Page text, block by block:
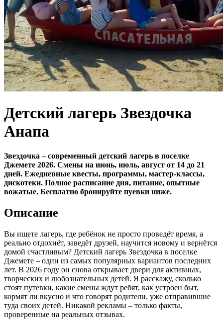
Детский лагерь Звездочка
Анапа
Звездочка – современный детский лагерь в поселке
Джемете 2026. Смены на июнь, июль, август от 14 до 21
дней. Ежедневные квесты, программы, мастер-классы,
дискотеки. Полное расписание дня, питание, опытные
вожатые. Бесплатно бронируйте пуевки ниже.
Описание
Вы ищете лагерь, где ребёнок не просто проведёт время, а
реально отдохнёт, заведёт друзей, научится новому и вернётся
домой счастливым? Детский лагерь Звездочка в поселке
Джемете – один из самых популярных вариантов последних
лет. В 2026 году он снова открывает двери для активных,
творческих и любознательных детей. Я расскажу, сколько
стоят путевки, какие смены ждут ребят, как устроен быт,
кормят ли вкусно и что говорят родители, уже отправившие
туда своих детей. Никакой рекламы – только факты,
проверенные на реальных отзывах.